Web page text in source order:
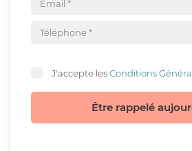
J'accepte lesConditions
Être rappelé